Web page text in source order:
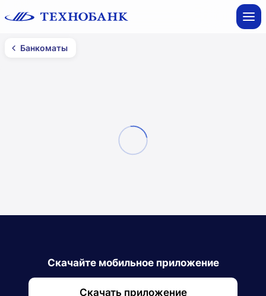
Банкоматы
Скачайте мобильное приложение
Скачать приложение